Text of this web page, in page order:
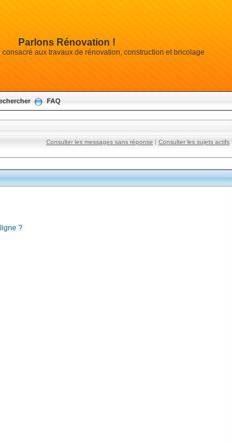
Parlons Rénovation !
consacré aux travaux de rénovation, construction et bricolage
FAQ
Consulter les messages sans réponse | Consulter les sujets actifs
?